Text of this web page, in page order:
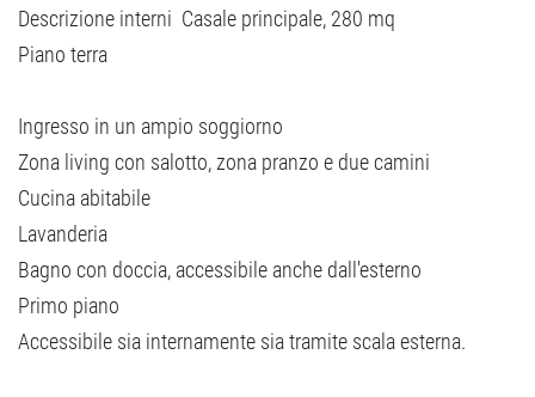
Descrizione interni  Casale principale, 280 mq
Piano terra
Ingresso in un ampio soggiorno
Zona living con salotto, zona pranzo e due camini
Cucina abitabile
Lavanderia
Bagno con doccia, accessibile anche dall'esterno
Primo piano
Accessibile sia internamente sia tramite scala esterna.